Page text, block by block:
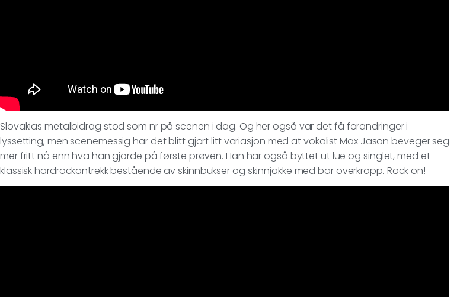
Slovakias metalbidrag stod som nr på scenen i dag. Og her også var det få forandringer i
lyssetting, men scenemessig har det blitt gjort litt variasjon med at vokalist Max Jason beveger seg
mer fritt nå enn hva han gjorde på første prøven. Han har også byttet ut lue og singlet, med et
klassisk hardrockantrekk bestående av skinnbukser og skinnjakke med bar overkropp. Rock on!